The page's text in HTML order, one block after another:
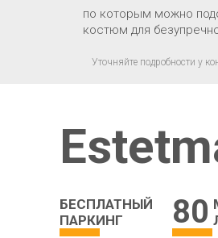
по которым можно
костюм для
Уточняйте подробности у
БЕСПЛАТНЫЙ
ПАРКИНГ
80